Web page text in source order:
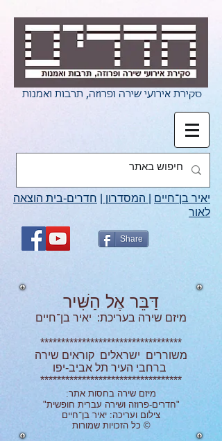
סקירת אירועי שירה ופרוזה, תרבות ואמנות
יאיר בן־חיים המסדרון
חדרים-בית הוצאה
לאור
Share
דַּבֵּר אֶל הַשִּׁיר
מיזם שירה בעריכת: יאיר בן־חיים
**********************************
משוררים ישראלים קוראים שירה
ברחבי העיר תל אביב-יפו
**********************************
מיזם שירה בחסות אתר:
"חדרים-פרוזה ושירה עברית חופשית"
צילום ועריכה: יאיר בן־חיים
© כל הזכויות שמורות